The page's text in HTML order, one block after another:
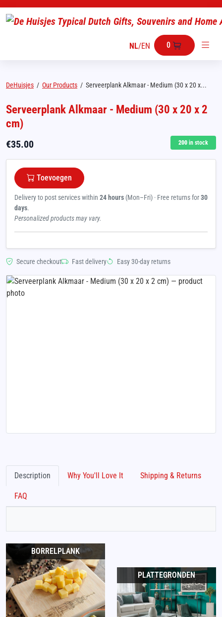
NL/EN 0
DeHuisjes / Our Products / Serveerplank Alkmaar - Medium (30 x 20 x...
Serveerplank Alkmaar - Medium (30 x 20 x 2
cm)
€35.00 200 in stock
Toevoegen
Delivery to post services within 24 hours (Mon–Fri) · Free returns for30
days.
Personalized products may vary.
Secure checkout Fast delivery Easy 30-day returns
Description Why You'll Love It Shipping & Returns
FAQ
BORRELPLANK
PLATTEGRONDEN